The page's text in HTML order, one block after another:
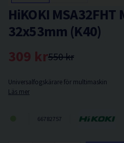
HiKOKI
32x53mm (K40)
550 kr
309 kr
Universalfogskärare för multimaskin
Läs mer
66782757